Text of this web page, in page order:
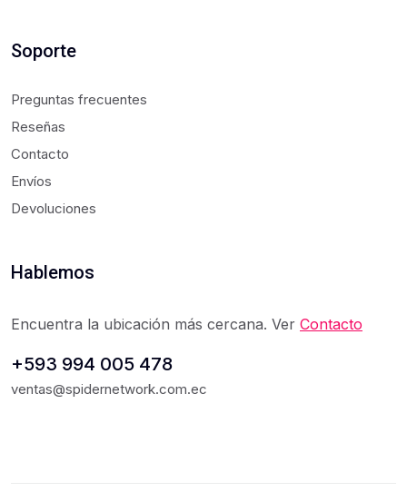
Soporte
Preguntas frecuentes
Reseñas
Contacto
Envíos
Devoluciones
Hablemos
Encuentra la ubicación más cercana. Ver Contacto
+593 994 005 478
ventas@spidernetwork.com.ec